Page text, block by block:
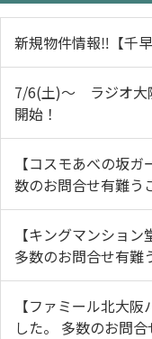
新規物件情報‼【千
7/6(土)～ ラジオ大
開始！
【コスモあべの坂
数のお問合せ有難う
【キングマンショ
多数のお問合せ有難
【ファミール北大
した。 多数のお問合